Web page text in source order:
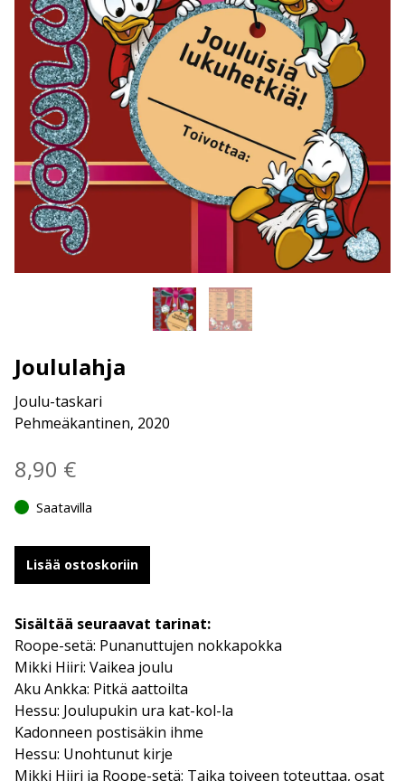
Joululahja
Joulu-taskari
Pehmeäkantinen, 2020
8,90 €
Saatavilla
Lisää ostoskoriin
Sisältää seuraavat tarinat:
Roope-setä: Punanuttujen nokkapokka
Mikki Hiiri: Vaikea joulu
Aku Ankka: Pitkä aattoilta
Hessu: Joulupukin ura kat-kol-la
Kadonneen postisäkin ihme
Hessu: Unohtunut kirje
Mikki Hiiri ja Roope-setä: Taika toiveen toteuttaa, osat